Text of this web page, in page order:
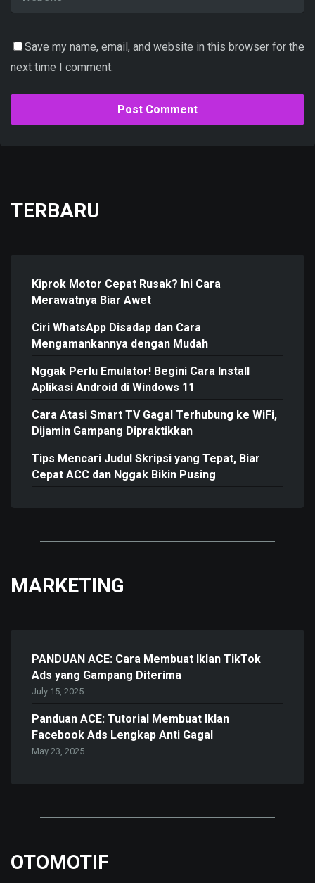
Save my name, email, and website in this browser for the
next time I comment.
TERBARU
Kiprok Motor Cepat Rusak? Ini Cara
Merawatnya Biar Awet
Ciri WhatsApp Disadap dan Cara
Mengamankannya dengan Mudah
Nggak Perlu Emulator! Begini Cara Install
Aplikasi Android di Windows 11
Cara Atasi Smart TV Gagal Terhubung ke WiFi,
Dijamin Gampang Dipraktikkan
Tips Mencari Judul Skripsi yang Tepat, Biar
Cepat ACC dan Nggak Bikin Pusing
MARKETING
PANDUAN ACE: Cara Membuat Iklan TikTok
Ads yang Gampang Diterima
July 15, 2025
Panduan ACE: Tutorial Membuat Iklan
Facebook Ads Lengkap Anti Gagal
May 23, 2025
OTOMOTIF